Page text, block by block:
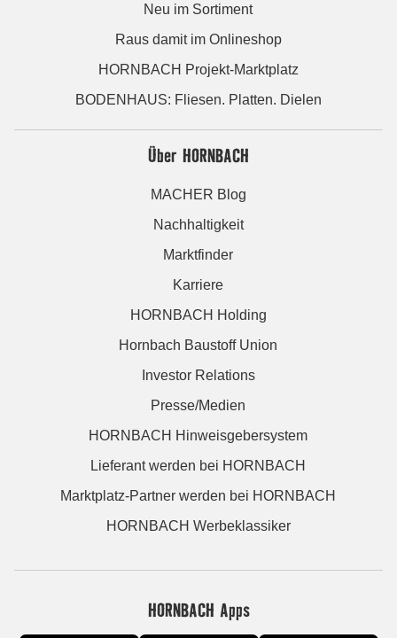
Neu im Sortiment
Raus damit im Onlineshop
HORNBACH Projekt-Marktplatz
BODENHAUS: Fliesen. Platten. Dielen
Über HORNBACH
MACHER Blog
Nachhaltigkeit
Marktfinder
Karriere
HORNBACH Holding
Hornbach Baustoff Union
Investor Relations
Presse/Medien
HORNBACH Hinweisgebersystem
Lieferant werden bei HORNBACH
Marktplatz-Partner werden bei HORNBACH
HORNBACH Werbeklassiker
HORNBACH Apps